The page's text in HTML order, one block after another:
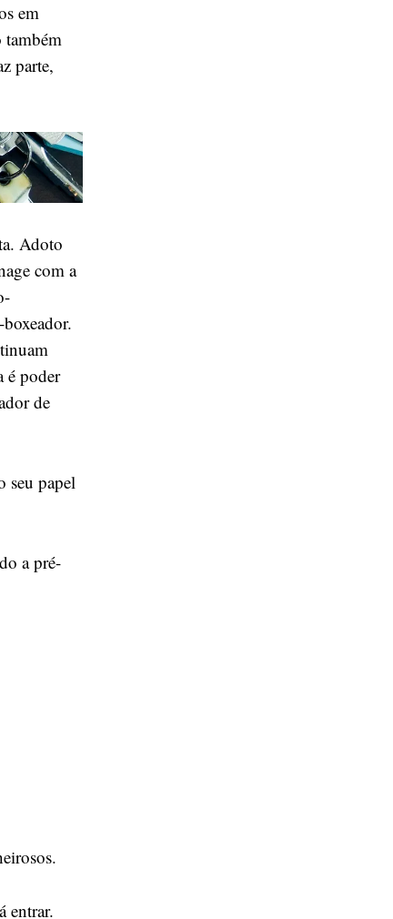
em
também
parte,
Adoto
com a
é poder
de
seu papel
a pré-
entrar.